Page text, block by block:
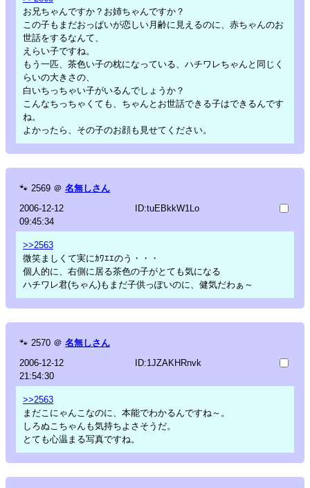
お兄ちゃんですか？お姉ちゃんですか？
この子もまだおっぱいが恋しい月齢に見えるのに、赤ちゃんのお
世話をするなんて、
えらい子ですね。
もう一匹、茶色い子の枕になっている、ハチワレちゃんと同じく
らいの大きさの、
白いちっちゃい子がいるんでしょうか？
こんなちっちゃくても、ちゃんとお世話できる子はできるんです
ね。
よかったら、その子のお顔も見せてください。
🐾 2569 ＠ 名無しさん
2006-12-12
09:45:34
ID:tuEBkkW1Lo
>>2563
微笑ましくて実にｶﾜｴｴのう・・・
個人的に、右側に居る茶色の子がとても気になる
ハチワレ君(ちゃん)もまだ子供っぽいのに、健気だわぁ～
🐾 2570 ＠ 名無しさん
2006-12-12
21:54:30
ID:1JZAKHRnvk
>>2563
まだこにゃんこなのに、本能でわかるんですね～。
しろぬこちゃんも気持ちよさそうだ。
とても心温まる写真ですね。